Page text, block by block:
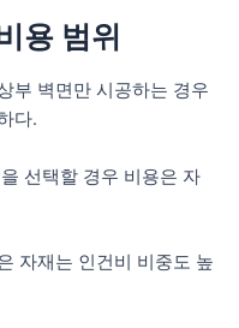
용 범위
부 벽면만 시공하는 경우
다.
선택할 경우 비용은 자
자재는 인건비 비중도 높